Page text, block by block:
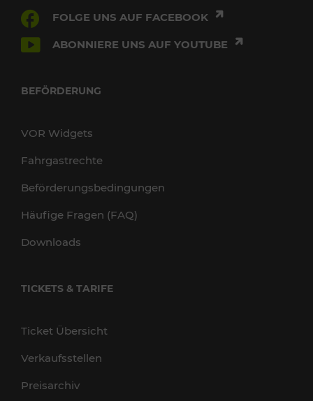
FOLGE UNS AUF FACEBOOK
ABONNIERE UNS AUF YOUTUBE
BEFÖRDERUNG
VOR Widgets
Fahrgastrechte
Beförderungsbedingungen
Häufige Fragen (FAQ)
Downloads
TICKETS & TARIFE
Ticket Übersicht
Verkaufsstellen
Preisarchiv